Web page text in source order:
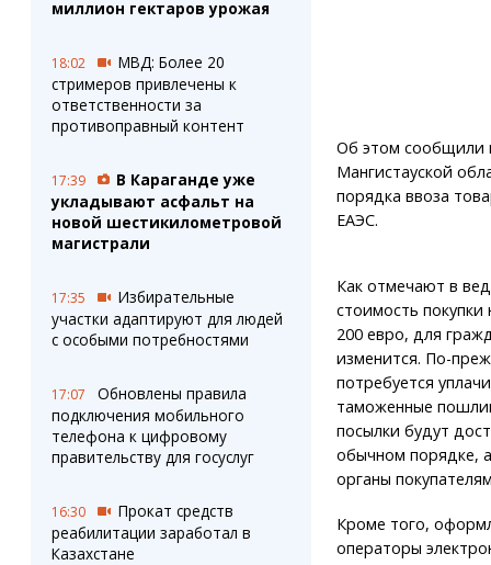
миллион гектаров урожая
18:02
МВД: Более 20
стримеров привлечены к
ответственности за
противоправный контент
17:39
В Караганде уже
укладывают асфальт на
новой шестикилометровой
магистрали
17:35
Избирательные
участки адаптируют для людей
с особыми потребностями
17:07
Обновлены правила
подключения мобильного
телефона к цифровому
правительству для госуслуг
16:30
Прокат средств
реабилитации заработал в
Казахстане
Об этом сообщили
Мангистауской
порядка ввоза
ЕАЭС.
Как отмечают в
стоимость
200 евро, для
изменится. По-
потребуется
таможенные
посылки будут
обычном порядке,
органы
Кроме того,
операторы